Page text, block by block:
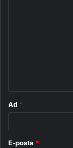
Ad *
E-posta *